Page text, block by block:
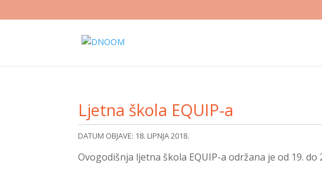
Ljetna škola EQUIP-a
DATUM OBJAVE: 18. LIPNJA 2018.
Ovogodišnja ljetna škola EQUIP-a održana je od 19. do